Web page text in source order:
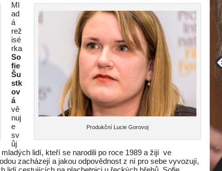
Produkční Lucie Gorovoj
Ml
ad
á
rež
isé
rka
So
fie
Šu
stk
ov
á
vě
nuj
e
sv
ůj
lidí, kteří se narodili po roce 1989 a žijí ve
zacházejí a jakou odpovědnost z ní pro sebe vyvozují,